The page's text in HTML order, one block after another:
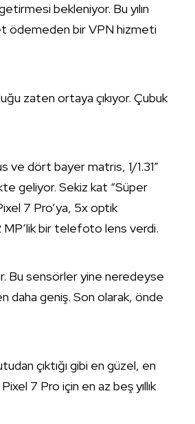
bekleniyor. Bu yılın
ödemeden bir VPN hizmeti
zaten ortaya çıkıyor. Çubuk
ve dört bayer matris, 1/1.31″
geliyor. Sekiz kat “Süper
7 Pro’ya, 5x optik
MP’lik bir telefoto lens verdi.
Bu sensörler yine neredeyse
daha geniş. Son olarak, önde
çıktığı gibi en güzel, en
7 Pro için en az beş yıllık